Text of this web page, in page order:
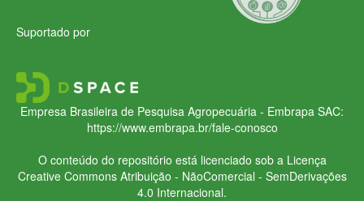
Suportado por
Empresa Brasileira de Pesquisa Agropecuária - Embrapa SAC:
https://www.embrapa.br/fale-conosco
O conteúdo do repositório está licenciado sob a Licença
Creative CommonsAtribuição - NãoComercial - SemDerivações
4.0 Internacional.